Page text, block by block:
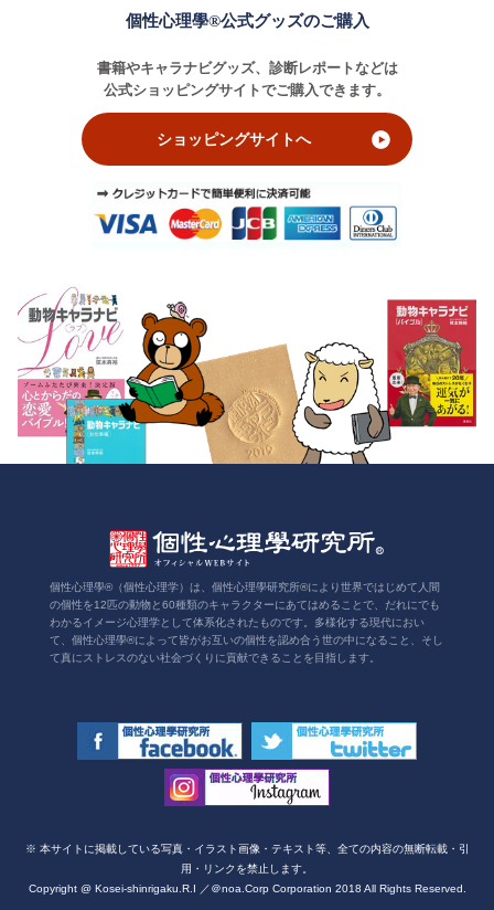
個性心理學®公式グッズのご購入
書籍やキャラナビグッズ、診断レポートなどは
公式ショッピングサイトでご購入できます。
ショッピングサイトへ
個性心理學®（個性心理学）は、個性心理學研究所®により世界ではじめて人間
の個性を12匹の動物と60種類のキャラクターにあてはめることで、だれにでも
わかるイメージ心理学として体系化されたものです。多様化する現代におい
て、個性心理學®によって皆がお互いの個性を認め合う世の中になること、そし
て真にストレスのない社会づくりに貢献できることを目指します。
※ 本サイトに掲載している写真・イラスト画像・テキスト等、全ての内容の無断転載・引
用・リンクを禁止します。
Copyright @ Kosei-shinrigaku.R.I ／＠noa.Corp Corporation 2018 All Rights Reserved.